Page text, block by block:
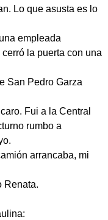
Lo que asusta es lo
empleada
la puerta con una
San Pedro Garza
Fui a la Central
rumbo a
arrancaba, mi
Renata.